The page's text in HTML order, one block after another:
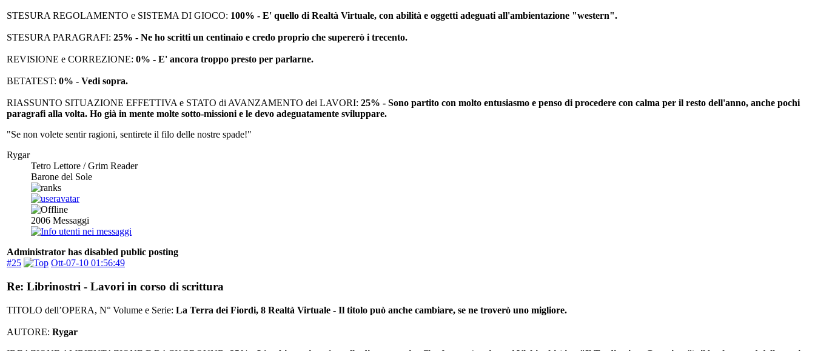
STESURA REGOLAMENTO e SISTEMA DI GIOCO: 100% - E' quello di Realtà Virtuale, con abilità e oggetti adeguati all'ambientazione "western".
STESURA PARAGRAFI: 25% - Ne ho scritti un centinaio e credo proprio che supererò i trecento.
REVISIONE e CORREZIONE: 0% - E' ancora troppo presto per parlarne.
BETATEST: 0% - Vedi sopra.
RIASSUNTO SITUAZIONE EFFETTIVA e STATO di AVANZAMENTO dei LAVORI: 25% - Sono partito con molto entusiasmo e penso di procedere con calma per il resto dell'anno, anche pochi
paragrafi alla volta. Ho già in mente molte sotto-missioni e le devo adeguatamente sviluppare.
"Se non volete sentir ragioni, sentirete il filo delle nostre spade!"
Rygar
Tetro Lettore / Grim Reader
Barone del Sole
2006 Messaggi
Administrator has disabled public posting
#25
Ott-07-10 01:56:49
Re: Librinostri - Lavori in corso di scrittura
TITOLO dell’OPERA, N° Volume e Serie: La Terra dei Fiordi, 8 Realtà Virtuale - Il titolo può anche cambiare, se ne troverò uno migliore.
AUTORE: Rygar